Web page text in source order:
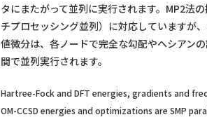
タにまたがって並列に実行されます。MP2法
チプロセッシング並列）に対応していますが
値微分は、各ノードで完全な勾配やヘシアン
間で並列実行されます。
Hartree-Fock and DFT energies, gradients and
OM-CCSD energies and optimizations are SMP